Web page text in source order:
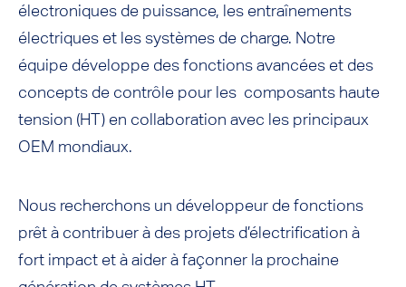
électroniques de puissance, les entraînements
électriques et les systèmes de charge. Notre
équipe développe des fonctions avancées et des
concepts de contrôle pour les composants haute
tension (HT) en collaboration avec les principaux
OEM mondiaux.
Nous recherchons un développeur de fonctions
prêt à contribuer à des projets d’électrification à
fort impact et à aider à façonner la prochaine